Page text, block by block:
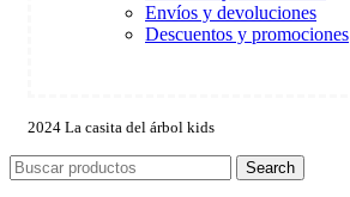
Envíos y devoluciones
Descuentos y promociones
2024 La casita del árbol kids
Search